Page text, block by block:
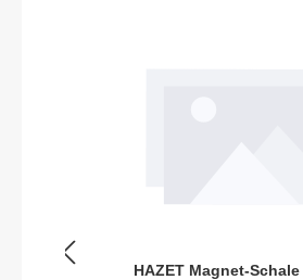
HAZET Magnet-Schale